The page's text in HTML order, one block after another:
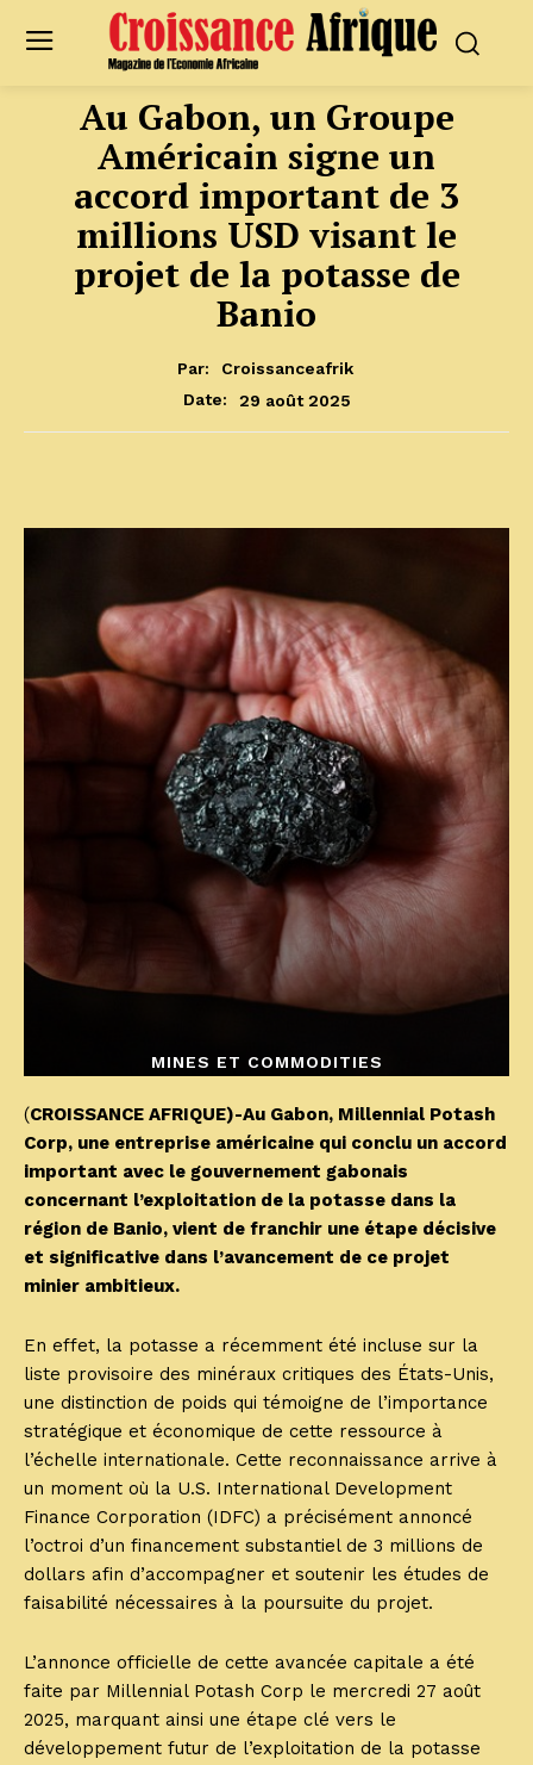
Au Gabon, un Groupe
Américain signe un
accord important de 3
millions USD visant le
projet de la potasse de
Banio
Par:
Croissanceafrik
Date:
29 août 2025
MINES ET COMMODITIES
(CROISSANCE AFRIQUE)-Au Gabon, Millennial Potash
Corp, une entreprise américaine qui conclu un accord
important avec le gouvernement gabonais
concernant l’exploitation de la potasse dans la
région de Banio, vient de franchir une étape décisive
et significative dans l’avancement de ce projet
minier ambitieux.
En effet, la potasse a récemment été incluse sur la
liste provisoire des minéraux critiques des États-Unis,
une distinction de poids qui témoigne de l’importance
stratégique et économique de cette ressource à
l’échelle internationale. Cette reconnaissance arrive à
un moment où la U.S. International Development
Finance Corporation (IDFC) a précisément annoncé
l’octroi d’un financement substantiel de 3 millions de
dollars afin d’accompagner et soutenir les études de
faisabilité nécessaires à la poursuite du projet.
L’annonce officielle de cette avancée capitale a été
faite par Millennial Potash Corp le mercredi 27 août
2025, marquant ainsi une étape clé vers le
développement futur de l’exploitation de la potasse